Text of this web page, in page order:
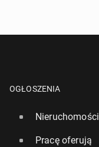
OGŁOSZENIA
Nieruchomości
Pracę oferują